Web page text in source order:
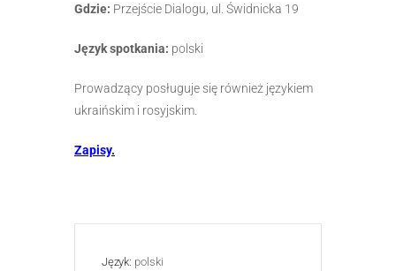
Gdzie: Przejście Dialogu, ul. Świdnicka 19
Język spotkania: polski
Prowadzący posługuje się również językiem
ukraińskim i rosyjskim.
Zapisy.
Język: polski